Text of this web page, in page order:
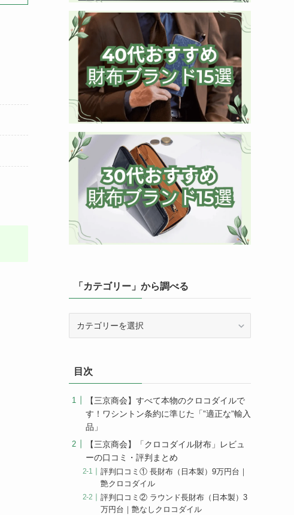
「カテゴリー」から調べる
ー」
か
ら
目次
【三京商会】すべて本物のクロコダイルで
す！ワシントン条約に準じた「”適正な”輸入
品」
【三京商会】「クロコダイル財布」レビュ
ーの口コミ・評判まとめ
評判口コミ① 長財布（日本製）9万円台｜
艶クロコダイル
評判口コミ② ラウンド長財布（日本製）3
万円台｜艶なしクロコダイル